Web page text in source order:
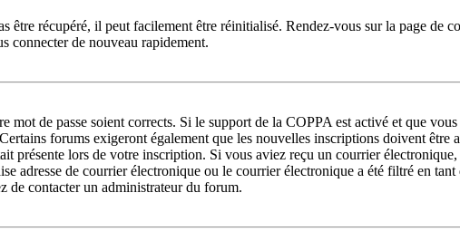
être récupéré, il peut facilement être réinitialisé. Rendez-vous sur la page de
connecter de nouveau rapidement.
de passe soient corrects. Si le support de la COPPA est activé et que
forums exigeront également que les nouvelles inscriptions doivent
présente lors de votre inscription. Si vous aviez reçu un courrier
adresse de courrier électronique ou le courrier électronique a été filtré en
de contacter un administrateur du forum.